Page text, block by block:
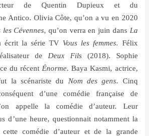
de Quentin Dupieux et du
Antico. Olivia Côte, qu’on a vu en 2020
les Cévennes, qu’on verra en juin dans La
écrit la série TV Vous les femmes. Félix
éalisateur de Deux Fils
(2018). Sophie
du récent Énorme. Baya Kasmi, actrice,
la scénariste du Nom des gens. Cinq
équent d’une comédie française de
on appelle la comédie d’auteur. Leur
d’une heure, questionnait notamment la
cette comédie d’auteur et de la grande